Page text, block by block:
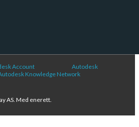
Account
Autodesk
Knowledge Network
AS. Med enerett.